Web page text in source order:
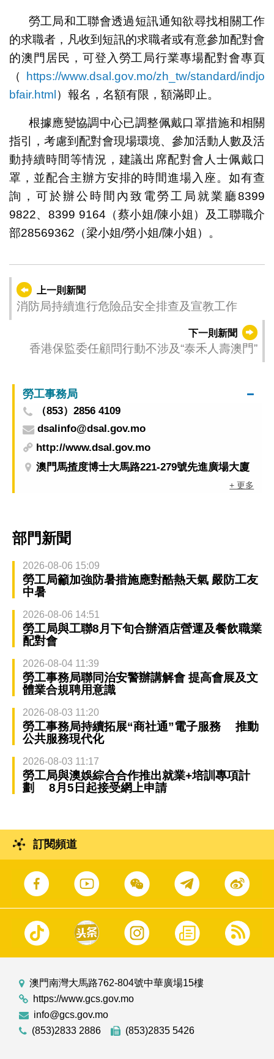
勞工局和工聯會透過短訊通知欲尋找相關工作
的求職者，凡收到短訊的求職者或有意參加配對會
的澳門居民，可登入勞工局行業專場配對會專頁
（ https://www.dsal.gov.mo/zh_tw/standard/indjo
bfair.html）報名，名額有限，額滿即止。
根據應變協調中心已調整佩戴口罩措施和相關
指引，考慮到配對會現場環境、參加活動人數及活
動持續時間等情況，建議出席配對會人士佩戴口
罩，並配合主辦方安排的時間進場入座。如有查
詢，可於辦公時間內致電勞工局就業廳8399
9822、8399 9164（蔡小姐/陳小姐）及工聯職介
部28569362（梁小姐/勞小姐/陳小姐）。
上一則新聞
消防局持續進行危險品安全排查及宣教工作
下一則新聞
香港保監委任顧問行動不涉及“泰禾人壽澳門”
勞工事務局
（853）2856 4109
dsalinfo@dsal.gov.mo
http://www.dsal.gov.mo
澳門馬揸度博士大馬路221-279號先進廣場大廈
+ 更多
部門新聞
2026-08-06 15:09
勞工局籲加強防暑措施應對酷熱天氣 嚴防工友
中暑
2026-08-06 14:51
勞工局與工聯8月下旬合辦酒店營運及餐飲職業
配對會
2026-08-04 11:39
勞工事務局聯同治安警辦講解會 提高會展及文
體業合規聘用意識
2026-08-03 11:20
勞工事務局持續拓展“商社通”電子服務 推動
公共服務現代化
2026-08-03 11:17
勞工局與澳娛綜合合作推出就業+培訓專項計
劃 8月5日起接受網上申請
訂閱頻道
澳門南灣大馬路762-804號中華廣場15樓
https://www.gcs.gov.mo
info@gcs.gov.mo
(853)2833 2886
(853)2835 5426